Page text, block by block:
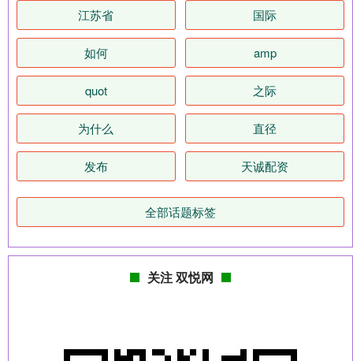
江苏省 国际
如何 amp
quot 之际
为什么 直径
发布 天诚配资
全部话题标签
关注 双悦网